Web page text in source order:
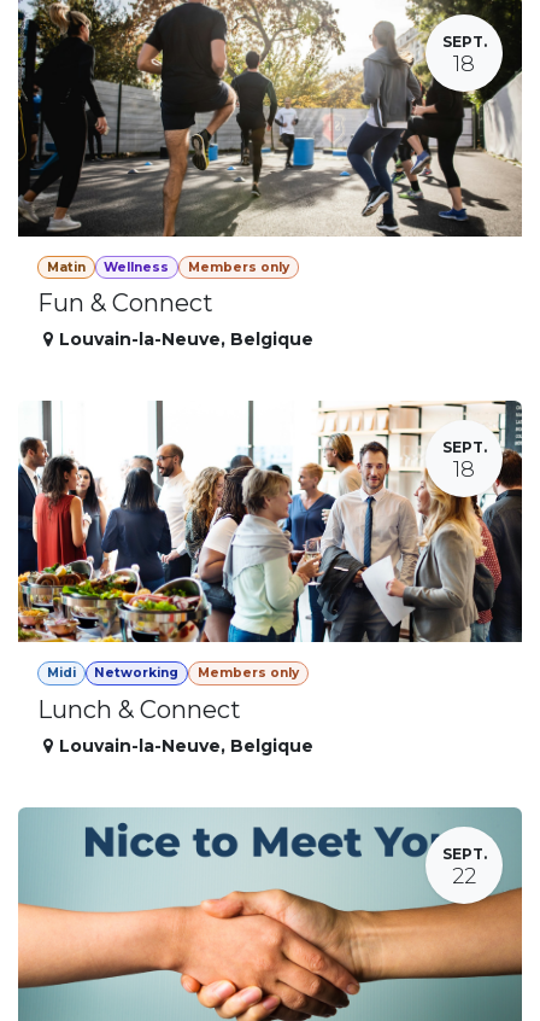
SEPT.
18
Matin Wellness Members only
Fun & Connect
Louvain-la-Neuve, Belgique
SEPT.
18
Midi Networking Members only
Lunch & Connect
Louvain-la-Neuve, Belgique
SEPT.
22